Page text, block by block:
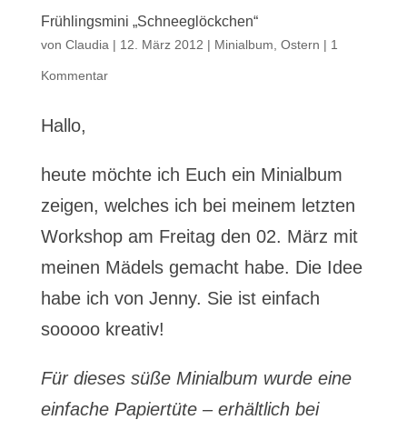
Frühlingsmini „Schneeglöckchen“
von Claudia | 12. März 2012 | Minialbum Ostern | 1
Kommentar
Hallo,
heute möchte ich Euch ein Minialbum
zeigen, welches ich bei meinem letzten
Workshop am Freitag den 02. März mit
meinen Mädels gemacht habe. Die Idee
habe ich von Jenny. Sie ist einfach
sooooo kreativ!
Für dieses süße Minialbum wurde eine
einfache Papiertüte – erhältlich bei